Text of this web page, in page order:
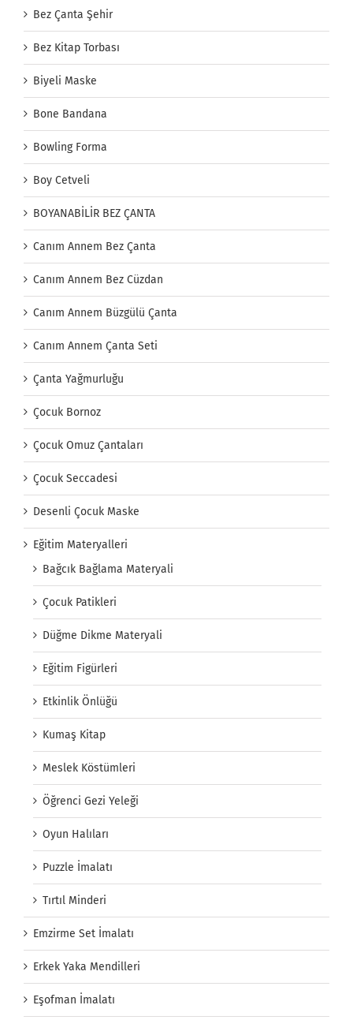
Bez Çanta Şehir
Bez Kitap Torbası
Biyeli Maske
Bone Bandana
Bowling Forma
Boy Cetveli
BOYANABİLİR BEZ ÇANTA
Canım Annem Bez Çanta
Canım Annem Bez Cüzdan
Canım Annem Büzgülü Çanta
Canım Annem Çanta Seti
Çanta Yağmurluğu
Çocuk Bornoz
Çocuk Omuz Çantaları
Çocuk Seccadesi
Desenli Çocuk Maske
Eğitim Materyalleri
Bağcık Bağlama Materyali
Çocuk Patikleri
Düğme Dikme Materyali
Eğitim Figürleri
Etkinlik Önlüğü
Kumaş Kitap
Meslek Köstümleri
Öğrenci Gezi Yeleği
Oyun Halıları
Puzzle İmalatı
Tırtıl Minderi
Emzirme Set İmalatı
Erkek Yaka Mendilleri
Eşofman İmalatı